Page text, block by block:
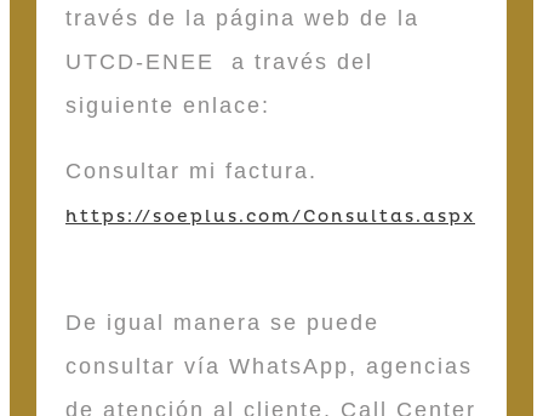
través de la página web de la
UTCD-ENEE a través del
siguiente enlace:
Consultar mi factura.
https://soeplus.com/Consultas.aspx
De igual manera se puede
consultar vía WhatsApp, agencias
de atención al cliente, Call Center